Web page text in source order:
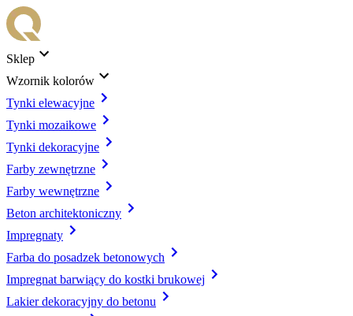
Sklep
Wzornik kolorów
Tynki elewacyjne
Tynki mozaikowe
Tynki dekoracyjne
Farby zewnętrzne
Farby wewnętrzne
Beton architektoniczny
Impregnaty
Farba do posadzek betonowych
Impregnat barwiący do kostki brukowej
Lakier dekoracyjny do betonu